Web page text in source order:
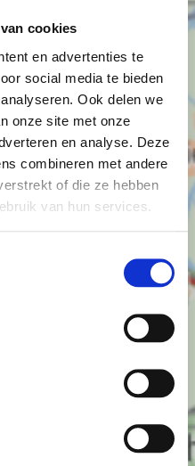
cookies
en advertenties te
social media te bieden
Ook delen we
onze site met onze
en analyse. Deze
combineren met andere
of die ze hebben
van hun services.